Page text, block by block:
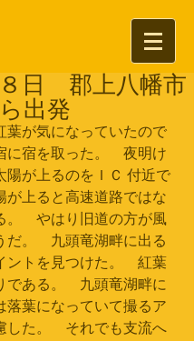
８日 郡上八幡市
出発
葉が気になっていたので
に宿を取った。　夜明け
陽が上るのをＩＣ 付近で
が上ると高速道路ではな
。　やはり旧道の方が風
だ。　九頭竜湖畔に出る
ントを見つけた。　紅葉
である。　九頭竜湖畔に
落葉になっていて撮るア
した。　それでも支流へ